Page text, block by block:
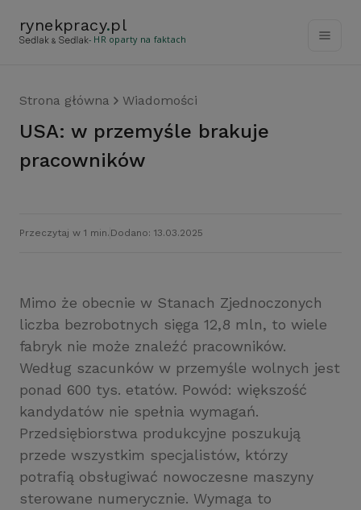
rynekpracy.pl
- HR oparty na faktach
Strona główna Wiadomości
USA: w przemyśle brakuje
pracowników
Przeczytaj w 1 min. Dodano: 13.03.2025
Mimo że obecnie w Stanach Zjednoczonych
liczba bezrobotnych sięga 12,8 mln, to wiele
fabryk nie może znaleźć pracowników.
Według szacunków w przemyśle wolnych jest
ponad 600 tys. etatów. Powód: większość
kandydatów nie spełnia wymagań.
Przedsiębiorstwa produkcyjne poszukują
przede wszystkim specjalistów, którzy
potrafią obsługiwać nowoczesne maszyny
sterowane numerycznie. Wymaga to